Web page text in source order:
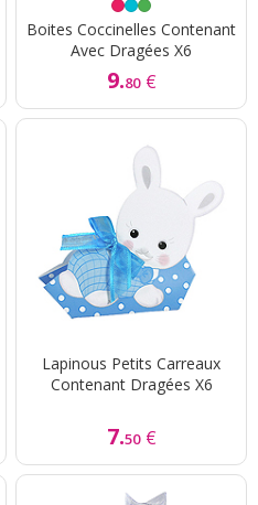
Boites Coccinelles Contenant
Avec Dragées X6
9.80 €
Lapinous Petits Carreaux
Contenant Dragées X6
7.50 €